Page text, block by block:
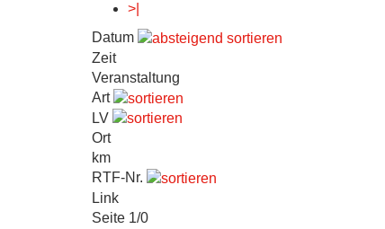
>|
Datum
Zeit
Veranstaltung
Art
LV
Ort
km
RTF-Nr.
Link
Seite 1/0